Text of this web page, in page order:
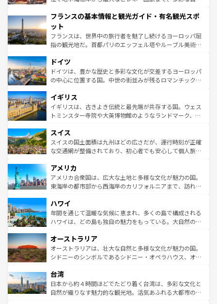
ませてくれるイタリアで、忘れられない旅をしてみよう！
なお、新着のイタリア情報は
しい。
文化が根付くこの国では、情熱的なフラメンコ、熱気あふ
れる闘牛、そして美味しいタパスが生活の一部となってい
る。首都マドリードの洗練された雰囲気や、バルセロナの
アートに溢れた街角から、地方では古代ローマ遺跡や中世
せる。地方によって風土や気候が異なるスペインはその個
性で訪れる人を魅了する。 なお、新着のスペイン情報は コ
ンテンツ一覧を参照してほしい。
フランスの基本情報と観光ガイド・有名観光スポ
ット
フランスは、世界中の旅行者を魅了し続けるヨーロッパ屈
指の観光地だ。首都パリのエッフェル塔やルーブル美術館
で、幅広い魅力が詰まっている。華麗な宮殿、歴史的な大
聖堂、美しいビーチ、そして豊かな自然が、訪れる者を心
から魅了する。また、フランスは美食の国としても知ら
いる。シャンパンの発祥地であるランス、プロヴァンスの
香り高いラベンダー畑など、多彩な楽しみ方が可能だ。さ
らに、パリ以外の地域にも魅力が溢れており、どの街角に
れる地方に足を運ぶとそれぞれで全く異なる文化を体験で
きるだろう。 なお、新着のフランス情報はコンテンツ一覧
を参照してほしい。
ドイツ
ドイツは、豊かな歴史と多彩な文化が交差するヨーロッパ
の中心に位置する国。中世の街並みが残るロマンチック街
顔を持つこの国は、どこを歩いても飽きることがない。ベ
ルリンの文化的活気、バイエルン州のアルプスの絶景、そ
してライン川沿いのワイン畑といった風景は必見。ビール
は、お酒好きな人にはぜひ体験してほしい。 なお、新着の
ドイツ情報はコンテンツ一覧を参照してほしい。
イギリス
イギリスは、古きよき伝統と最先端が共存する国。ウェス
トミンスター寺院や大英博物館のようなランドマーク、歴
リアごとに異なる魅力がある。また、優雅なアフタヌーン
ティー、ビール好きにはたまらない英国パブ、サッカー観
戦など、本場だからこそできる体験も豊富。イギリスを旅
ンツ一覧を参照してほしい。
スイス
スイスの国土面積は九州ほどの広さだが、運行時刻が正確
な交通網が整備されており、初心者でも安心して個人旅行
の建物がそのまま残る町や、スイスならではのユニークな
博物館もあり、アルプス観光だけでなく町歩きも満喫する
ことができる。国民の所得が高いため物価も高いが、旅行
ば市内交通費無料で観光を楽しむこともできる。 なお、新
着のスイス情報はコンテンツ一覧 を参照してほしい。
アメリカ
アメリカ合衆国は、広大な土地と多様な文化が魅力の国。
東海岸の都市部から西海岸のカリフォルニアまで、訪れる
のような巨大都市は、観光、ショッピング、エンターテイ
ンメントが詰まった刺激的なスポットだ。一方、アメリカ
西部には大自然が広がり、グランドキャニオンやイエロー
部のニューオーリンズでは、音楽と美食が融合した独特の
文化が魅力。旅行者はアメリカの各地域で異なる魅力を楽
しみながら、その多様性と豊かな歴史を感じることができ
ならではの贅沢な旅のスタイルだ。 なお、新着のアメリカ
情報はコンテンツ一覧を参照してほしい。
ハワイ
年間を通じて温暖な気候に恵まれ、多くの島で構成される
ハワイは、どの島も独自の魅力をもっている。大自然の神
ワイ島は見逃せない。また、定番の観光地といえばオアフ
島だが、静かな自然を求めるならマウイ島やカウアイ島が
おすすめ。エメラルドグリーンに輝く海をはじめ、豊かな
れるおもてなしの心で訪れる人々を迎えてくれるハワイの
人々、おいしいローカルフードやハワイアンミュージッ
ク、伝統的なフラダンスなど、すべてがハワイの魅力を彩
オーストラリア
オーストラリアは、壮大な自然と多様な文化が魅力の国。
シドニーのシンボルであるシドニー・オペラハウス、オー
リアリーフや大陸中央部にそびえるウルル（エアーズロッ
ク）、タスマニアの美しい原生林やケアンズの熱帯雨林な
ど、見どころがたくさん。また、カフェやワイン、オージ
台湾
日本から約４時間ほどでたどり着く台湾は、多彩な文化と
自然が織りなす魅力的な観光地。活気あふれる大都市の台